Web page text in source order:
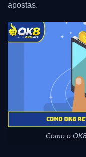
apostas.
Como o